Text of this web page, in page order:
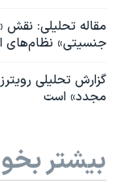
مقاله تحلیلی: نقش
جنسیتی» نظام‌های
گزارش تحلیلی
مجدد» است
بیشتر